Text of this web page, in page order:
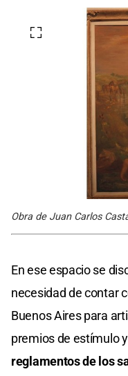
Obra de Juan Carlos
En ese espacio se
necesidad de contar
Buenos Aires para
premios de estímulo
reglamentos de los